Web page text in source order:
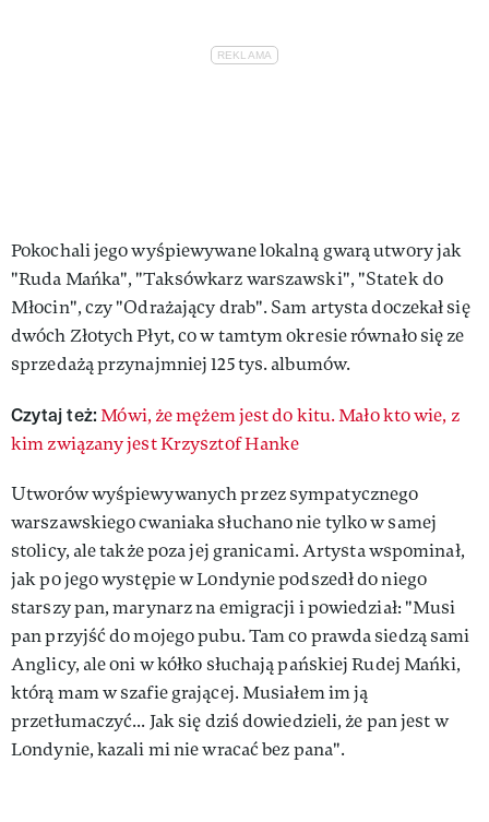
Pokochali jego wyśpiewywane lokalną gwarą utwory jak
"Ruda Mańka", "Taksówkarz warszawski", "Statek do
Młocin", czy "Odrażający drab". Sam artysta doczekał się
dwóch Złotych Płyt, co w tamtym okresie równało się ze
sprzedażą przynajmniej 125 tys. albumów.
Czytaj też: Mówi, że mężem jest do kitu. Mało kto wie, z
kim związany jest Krzysztof Hanke
Utworów wyśpiewywanych przez sympatycznego
warszawskiego cwaniaka słuchano nie tylko w samej
stolicy, ale także poza jej granicami. Artysta wspominał,
jak po jego występie w Londynie podszedł do niego
starszy pan, marynarz na emigracji i powiedział: "Musi
pan przyjść do mojego pubu. Tam co prawda siedzą sami
Anglicy, ale oni w kółko słuchają pańskiej Rudej Mańki,
którą mam w szafie grającej. Musiałem im ją
przetłumaczyć... Jak się dziś dowiedzieli, że pan jest w
Londynie, kazali mi nie wracać bez pana".